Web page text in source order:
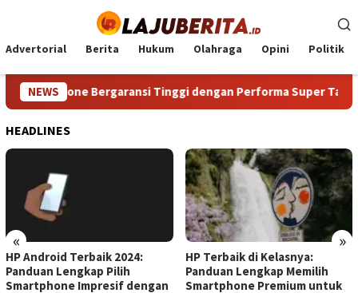
konten
Advertorial Berita Hukum Olahraga Opini Politik
NEWS Bergaransi Tinggi dengan Performa Super Tanpa
HEADLINES
« »
HP Android Terbaik 2024:
Panduan Lengkap Pilih
Smartphone Impresif dengan
HP Terbaik di Kelasnya:
Panduan Lengkap Memilih
Smartphone Premium untuk